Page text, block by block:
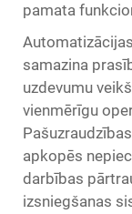
pamata
samazina
uzdevumu
vienmērīgu
apkopēs
darbības
izsniegšanas